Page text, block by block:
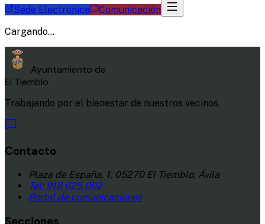
Sede Electrónica
Comunicación
Cargando...
Ayuntamiento de
El Tiemblo
Trabajando por el bienestar de nuestros vecinos.
Contacto
Plaza de España, 1, 05270 El Tiemblo, Ávila
Tel: 918 625 002
Portal de comunicaciones